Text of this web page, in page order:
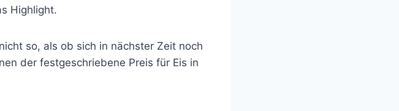
Highlight.
so, als ob sich in nächster Zeit noch
der festgeschriebene Preis für Eis in